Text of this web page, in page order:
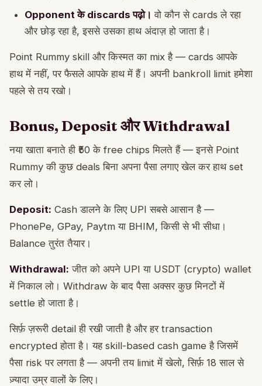
Opponent के discards पढ़ो। वो कौन से cards ले रहा
और छोड़ रहा है, इससे उसका हाथ अंदाज़ हो जाता है।
Point Rummy skill और किस्मत का mix है — cards आपके
हाथ में नहीं, पर फैसले आपके हाथ में हैं। अपनी bankroll limit हमेशा
पहले से तय रखो।
Bonus, Deposit और Withdrawal
नया खाता बनाते ही ₹50 के free chips मिलते हैं — इनसे Point
Rummy की कुछ deals बिना अपना पैसा लगाए खेल कर हाथ set
कर लो।
Deposit: Cash डालने के लिए UPI सबसे आसान है —
PhonePe, GPay, Paytm या BHIM, किसी से भी सीधा।
Balance तुरंत तैयार।
Withdrawal: जीत को अपने UPI या USDT (crypto) wallet
में निकाल लो। Withdraw के बाद पैसा अक्सर कुछ मिनटों में
settle हो जाता है।
सिर्फ़ ज़रूरी detail ही रखी जाती है और हर transaction
encrypted होता है। यह skill-based cash game है जिसमें
पैसा risk पर लगता है — अपनी तय limit में खेलो, सिर्फ़ 18 साल से
ज़्यादा उम्र वालों के लिए।